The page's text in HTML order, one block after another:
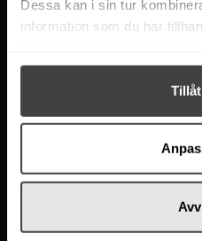
Dessa kan i sin tur
information som du har
Kontakta oss
Vanliga frågor
Betalning
Cookieinställningar
Tillgänglighet
Om oss